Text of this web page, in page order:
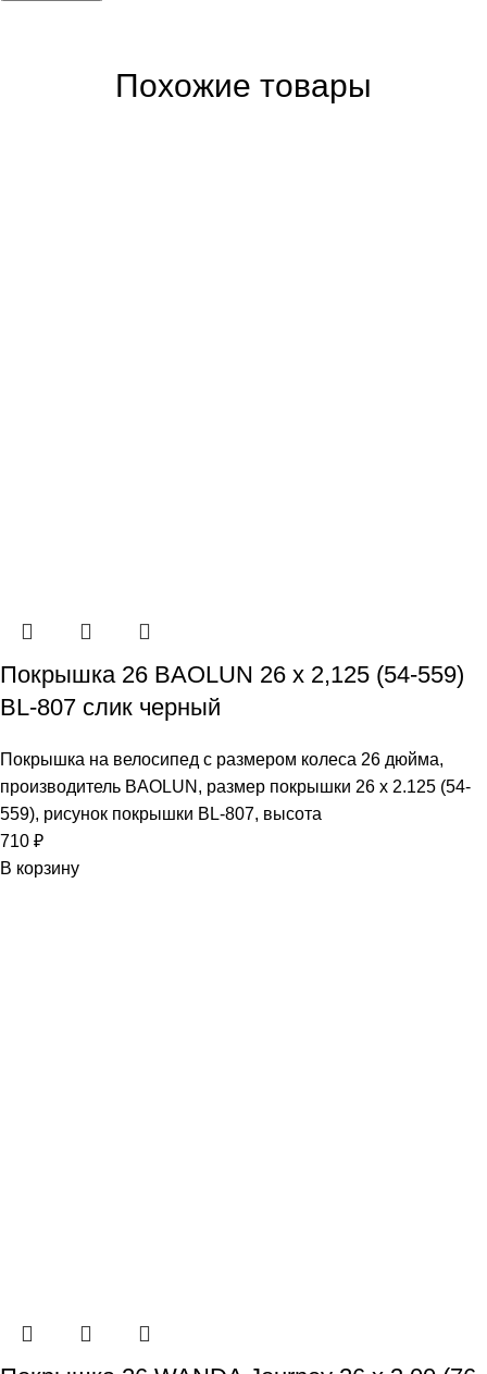
Похожие товары
Покрышка 26 BAOLUN 26 x 2,125 (54-559)
BL-807 слик черный
Покрышка на велосипед с размером колеса 26 дюйма,
производитель BAOLUN, размер покрышки 26 х 2.125 (54-
559), рисунок покрышки BL-807, высота
710 ₽
В корзину